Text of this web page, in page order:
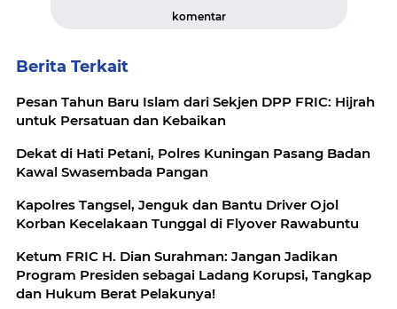
komentar
Berita Terkait
Pesan Tahun Baru Islam dari Sekjen DPP FRIC: Hijrah
untuk Persatuan dan Kebaikan
Dekat di Hati Petani, Polres Kuningan Pasang Badan
Kawal Swasembada Pangan
Kapolres Tangsel, Jenguk dan Bantu Driver Ojol
Korban Kecelakaan Tunggal di Flyover Rawabuntu
Ketum FRIC H. Dian Surahman: Jangan Jadikan
Program Presiden sebagai Ladang Korupsi, Tangkap
dan Hukum Berat Pelakunya!